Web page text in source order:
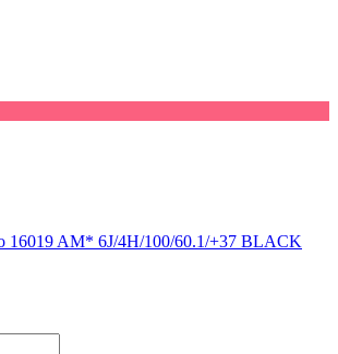
16019 AM* 6J/4H/100/60.1/+37 BLACK